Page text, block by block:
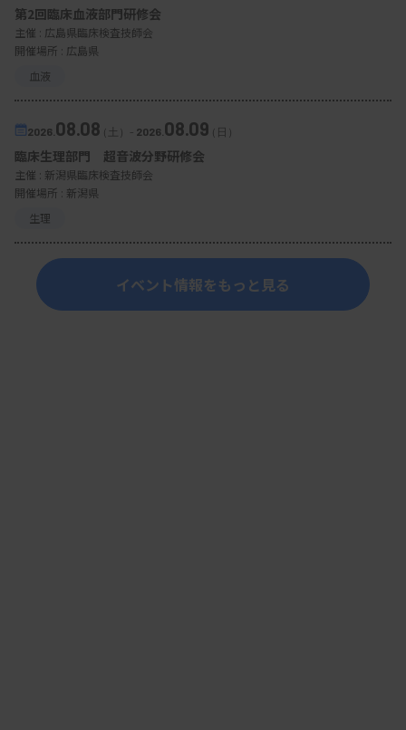
第2回臨床血液部門研修会
主催 : 広島県臨床検査技師会
開催場所 : 広島県
血液
2026. 08.08（土） - 2026. 08.09 （日）
臨床生理部門 超音波分野研修会
主催 : 新潟県臨床検査技師会
開催場所 : 新潟県
生理
イベント情報をもっと見る